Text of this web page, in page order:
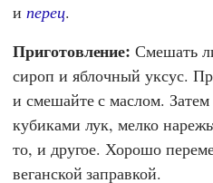
и перец.
Приготовление: Смешать
сироп и яблочный уксус.
и смешайте с маслом. Затем
кубиками лук, мелко
то, и другое. Хорошо
веганской заправкой.